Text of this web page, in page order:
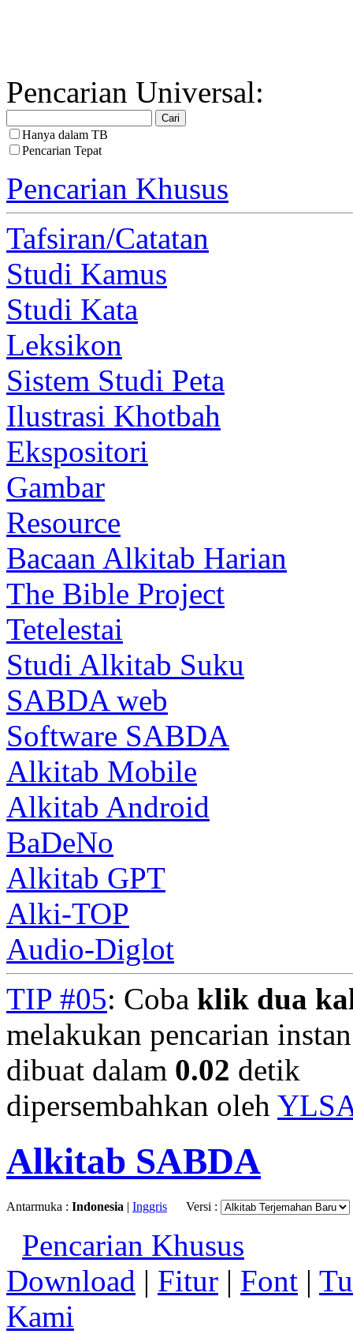
Pencarian Universal:
Hanya dalam TB
Pencarian Tepat
Pencarian Khusus
Tafsiran/Catatan
Studi Kamus
Studi Kata
Leksikon
Sistem Studi Peta
Ilustrasi Khotbah
Ekspositori
Gambar
Resource
Bacaan Alkitab Harian
The Bible Project
Tetelestai
Studi Alkitab Suku
SABDA web
Software SABDA
Alkitab Mobile
Alkitab Android
BaDeNo
Alkitab GPT
Alki-TOP
Audio-Diglot
TIP #05: Coba klik dua
melakukan pencarian
dibuat dalam 0.02 detik
dipersembahkan oleh
Alkitab SABDA
Antarmuka : Indonesia | Inggris Versi :
Pencarian Khusus
Download | Fitur | Font |
Kami